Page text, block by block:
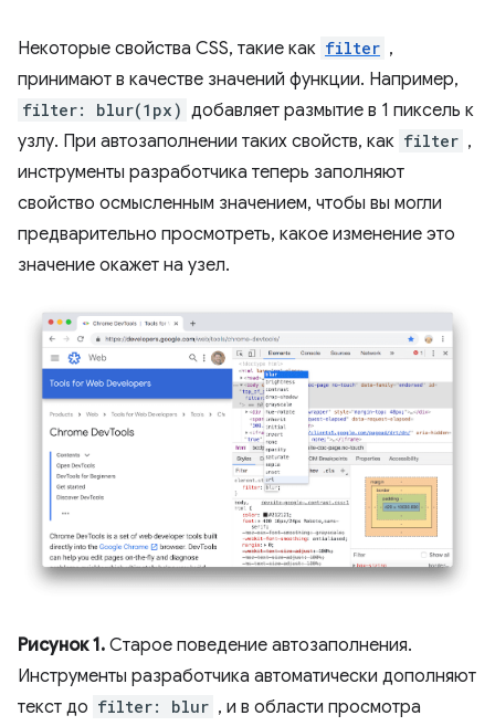
Некоторые свойства CSS, такие как filter ,
принимают в качестве значений функции. Например,
filter: blur(1px) добавляет размытие в 1 пиксель к
узлу. При автозаполнении таких свойств, как filter ,
инструменты разработчика теперь заполняют
свойство осмысленным значением, чтобы вы могли
предварительно просмотреть, какое изменение это
значение окажет на узел.
Рисунок 1. Старое поведение автозаполнения.
Инструменты разработчика автоматически дополняют
текст до filter: blur , и в области просмотра